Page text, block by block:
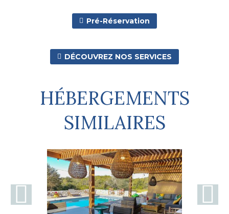
 Pré-Réservation
 DÉCOUVREZ NOS SERVICES
HÉBERGEMENTS
SIMILAIRES